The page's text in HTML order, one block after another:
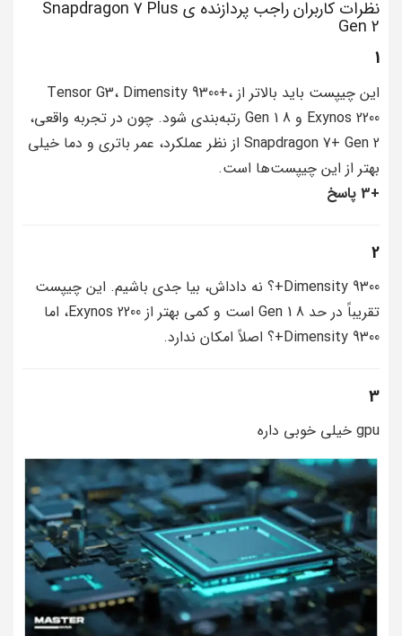
نظرات کاربران راجب پردازنده ی Snapdragon 7 Plus
Gen 2
1
این چیپست باید بالاتر از Tensor G3، Dimensity 9300+،
Exynos 2200 و 8 Gen 1 رتبه‌بندی شود. چون در تجربه واقعی،
Snapdragon 7+ Gen 2 از نظر عملکرد، عمر باتری و دما خیلی
بهتر از این چیپست‌ها است.
+3 پاسخ
2
Dimensity 9300+؟ نه داداش، بیا جدی باشیم. این چیپست
تقریباً در حد 8 Gen 1 است و کمی بهتر از Exynos 2200، اما
Dimensity 9300+؟ اصلاً امکان ندارد.
3
gpu خیلی خوبی داره